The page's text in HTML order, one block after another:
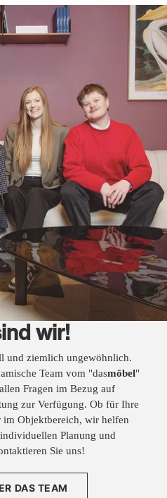
wir!
und ziemlich ungewöhnlich.
Team vom "dasmöbel"
Fragen im Bezug auf
zur Verfügung. Ob für Ihre
im Objektbereich, wir helfen
Planung und
Sie uns!
DAS TEAM